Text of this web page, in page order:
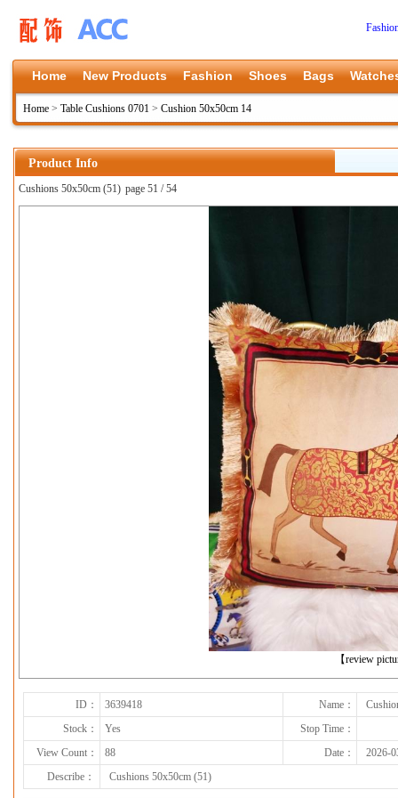
Home New Products Fashion Shoes Bags
Home > Table Cushions 0701 > Cushion 50x50cm 14
Product Info
Cushions 50x50cm (51) page 51 / 54
【review
ID： 3639418 Name：
Stock：
Yes
Stop Time：
View Count：
88 Date：
2026-
Describe：
Cushions 50x50cm (51)